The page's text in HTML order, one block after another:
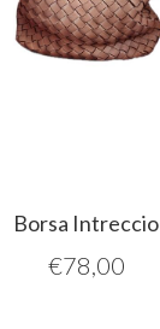
Borsa Intreccio
€78,00